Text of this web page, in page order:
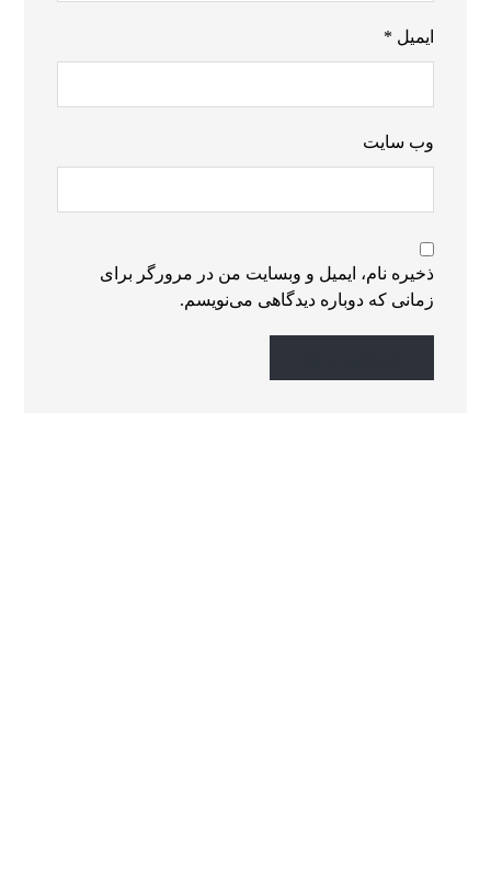
ایمیل *
وب‌ سایت
ذخیره نام، ایمیل و وبسایت من در مرورگر برای
زمانی که دوباره دیدگاهی می‌نویسم.